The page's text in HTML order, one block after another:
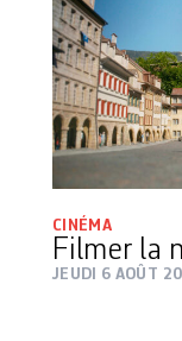
CINÉMA
Filmer la
JEUDI 6 AOÛT